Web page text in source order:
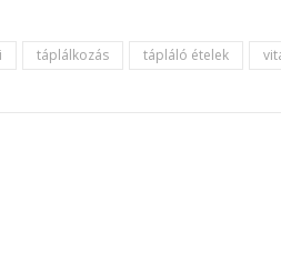
táplálkozás tápláló ételek